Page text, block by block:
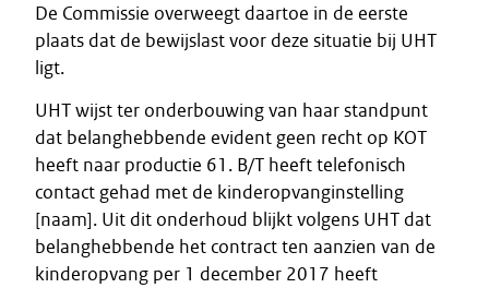
De Commissie overweegt daartoe in de eerste
plaats dat de bewijslast voor deze situatie bij UHT
ligt.
UHT wijst ter onderbouwing van haar standpunt
dat belanghebbende evident geen recht op KOT
heeft naar productie 61. B/T heeft telefonisch
contact gehad met de kinderopvanginstelling
[naam]. Uit dit onderhoud blijkt volgens UHT dat
belanghebbende het contract ten aanzien van de
kinderopvang per 1 december 2017 heeft